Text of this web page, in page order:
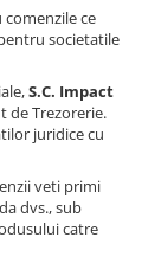
ce
societatile
S.C. Impact
de Trezorerie.
juridice cu
veti primi
dvs., sub
catre